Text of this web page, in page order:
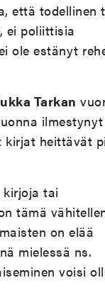
että todellinen
ei poliittisia
ole estänyt
Tarkan
ilmestynyt
kirjat heittävät
tai
tämä
on elää
mielessä ns.
voisi